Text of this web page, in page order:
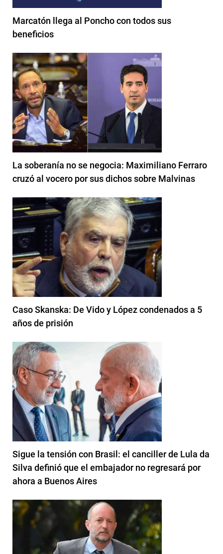
Marcatón llega al Poncho con todos sus
beneficios
La soberanía no se negocia: Maximiliano Ferraro
cruzó al vocero por sus dichos sobre Malvinas
Caso Skanska: De Vido y López condenados a 5
años de prisión
Sigue la tensión con Brasil: el canciller de Lula da
Silva definió que el embajador no regresará por
ahora a Buenos Aires